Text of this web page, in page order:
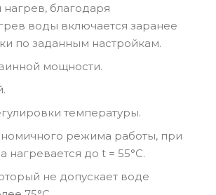
благодаря
воды включается заранее
по заданным настройкам.
мощности.
температуры.
режима работы, при
нагревается до t = 55°С.
не допускает воде